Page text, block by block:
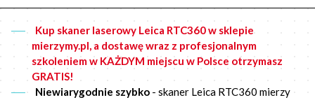
Kup skaner laserowy Leica RTC360 w sklepie
mierzymy.pl, a dostawę wraz z profesjonalnym
szkoleniem w KAŻDYM miejscu w Polsce otrzymasz
GRATIS!
Niewiarygodnie szybko - skaner Leica RTC360 mierzy